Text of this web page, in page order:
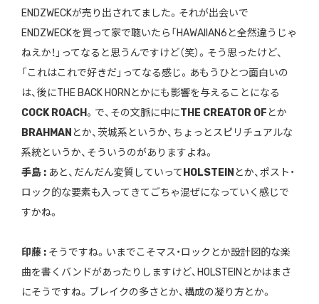
ENDZWECKが売り出されてました。それが出会いで
ENDZWECKを買って家で聴いたら「HAWAIIAN6と全然違うじゃ
ねえか！」ってなると思うんですけど（笑）。そう思ったけど、
「これはこれで好きだ」ってなる感じ。あもうひとつ面白いの
は、後にTHE BACK HORNとかにも影響を与えることになる
COCK ROACH。で、その文脈に中にTHE CREATOR OFとか
BRAHMAN とか、茨城系というか、ちょっとスピリチュアルな
系統というか、そういうのがありますよね。
手島 : あと、だんだん変質していって HOLSTEIN とか、ポスト・
ロック的な要素も入ってきてごちゃ混ぜになっていく感じで
すかね。
印藤 :そうですね。いまでこそマス・ロックとか設計図的な楽
曲を書くバンドがあったりしますけど、HOLSTEINとかはまさ
にそうですね。ブレイクの多さとか、構成の凝り方とか。